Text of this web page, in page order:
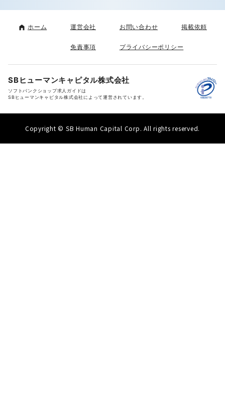
ホーム 運営会社 お問い合わせ 掲載依頼
免責事項 プライバシーポリシー
SBヒューマンキャピタル株式会社
ソフトバンクショップ求人ガイドは
SBヒューマンキャピタル株式会社によって運営されています。
Copyright © SB Human Capital Corp. All rights reserved.